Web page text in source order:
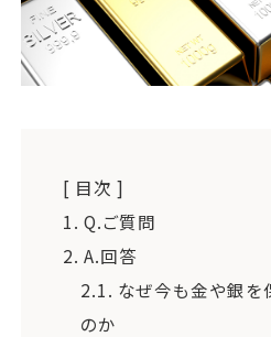
[ 目次 ]
1. Q.ご質問
2. A.回答
2.1. なぜ今も金や銀を
のか